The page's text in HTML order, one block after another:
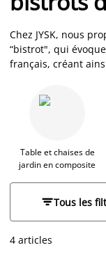
Chez JYSK, nous
“bistrot", qui
français, créant
balcon, nos
espace et vous
Table et chaises de
jardin en composite
Tous les
4 articles